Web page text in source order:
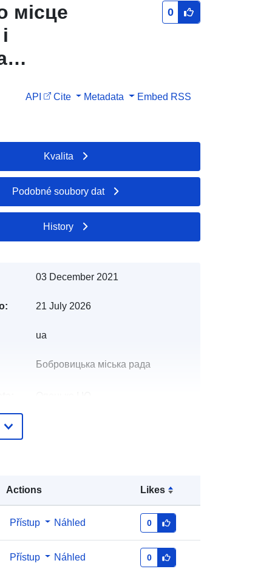
місце
пошти,
0
API Cite Metadata Embed RSS
Actions Likes
Přístup Náhled 0
Přístup Náhled 0
Kvalita
Podobné soubory dat
History
03 December 2021
21 July 2026
ua
Бобровицька міська рада
Aktualizace údajů.europa.eu: 29
July 2026
7f684a084c1d